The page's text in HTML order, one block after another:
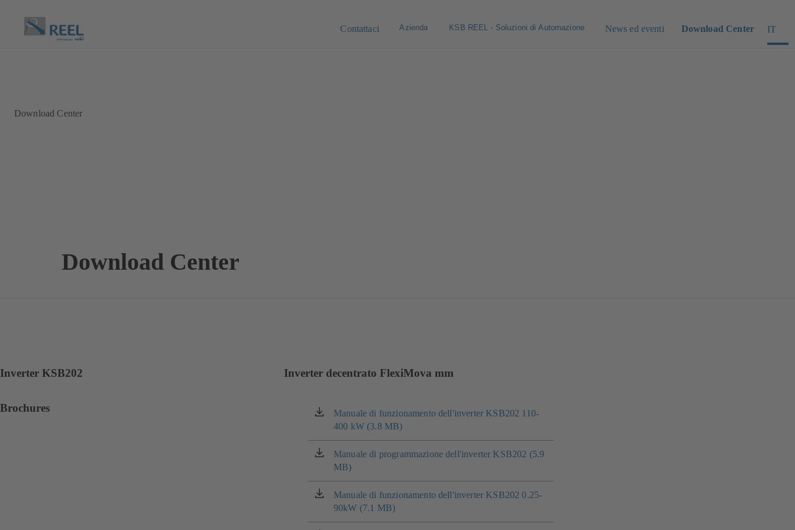
Contattaci Azienda KSB REEL - Soluzioni di Automazione News ed eventi Download Center IT
Download Center
Download Center
Inverter KSB202 Inverter decentrato FlexiMova mm
Brochures
Manuale di funzionamento dell'inverter KSB202 110-
400 kW (3.8 MB)
(si
apre
in
una
nuova
scheda)
Manuale di programmazione dell'inverter KSB202 (5.9
MB)
(si
apre
in
una
nuova
scheda)
Manuale di funzionamento dell'inverter KSB202 0.25-
90kW (7.1 MB)
(si
apre
in